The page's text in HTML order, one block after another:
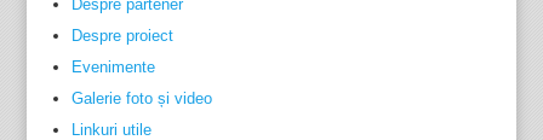
Despre partener
Despre proiect
Evenimente
Galerie foto și video
Linkuri utile